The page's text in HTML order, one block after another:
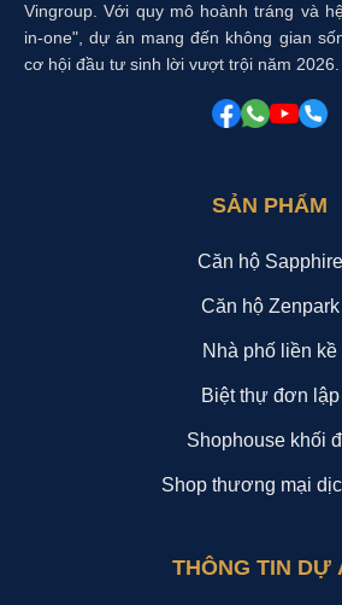
Vingroup. Với quy mô hoành tráng và
in-one", dự án mang đến không gian
cơ hội đầu tư sinh lời vượt trội năm 2026.
SẢN PHẨM
Căn hộ Sapphire
Căn hộ Zenpark
Nhà phố liền kề
Biệt thự đơn lập
Shophouse khối
Shop thương mại
THÔNG TIN DỰ